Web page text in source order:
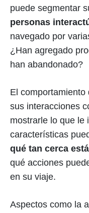
puede segmentar
personas
navegado por
¿Han agregado
han abandonado?
El
sus interacciones
mostrarle lo que le
características
qué tan cerca
qué acciones
en su viaje.
Aspectos como la